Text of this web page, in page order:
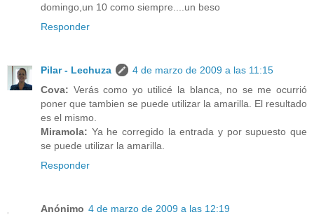
domingo,un 10 como siempre....un beso
Responder
Pilar - Lechuza
4 de marzo de 2009 a las 11:15
Cova: Verás como yo utilicé la blanca, no se me ocurrió
poner que tambien se puede utilizar la amarilla. El resultado
es el mismo.
Miramola: Ya he corregido la entrada y por supuesto que
se puede utilizar la amarilla.
Responder
Anónimo 4 de marzo de 2009 a las 12:19